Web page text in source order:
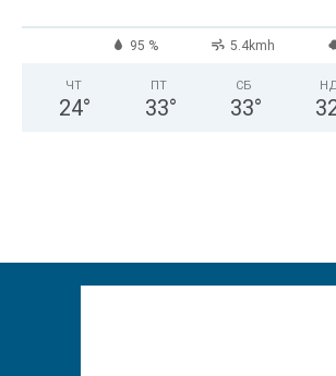
95 % 5.4kmh
ЧТ
24°
ПТ
33°
СБ
33°